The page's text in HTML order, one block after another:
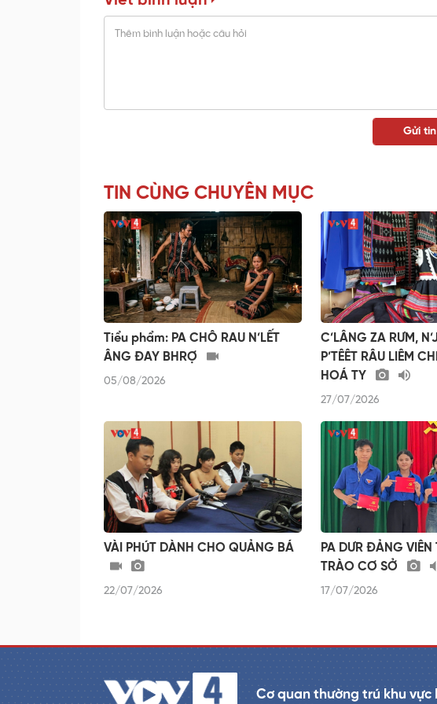
TIN CÙNG CHUYÊN MỤC
Tiểu phẩm: PA CHÔ RAU N’LẾT
ÂNG ĐAY BHRỢ
05/08/2026
C’LÂNG ZA RƯM,
P’TÊÊT RÂU LIÊM
HOÁ TY
27/07/2026
VÀI PHÚT DÀNH CHO QUẢNG BÁ
22/07/2026
PA DƯR ĐẢNG
TRÀO CƠ SỞ
17/07/2026
Cơ quan thường trú khu vực